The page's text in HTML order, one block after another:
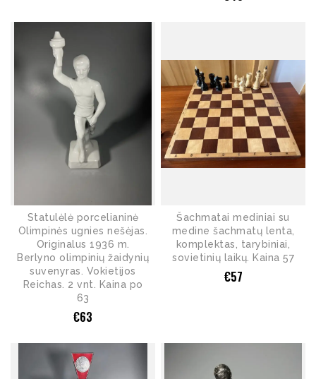
Statulėlė porcelianinė
Olimpinės ugnies nešėjas.
Originalus 1936 m.
Berlyno olimpinių žaidynių
suvenyras. Vokietijos
Reichas. 2 vnt. Kaina po
63
€63
Šachmatai mediniai su
medine šachmatų lenta,
komplektas, tarybiniai,
sovietinių laikų. Kaina 57
€57